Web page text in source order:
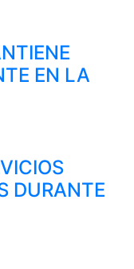
EN LA
DURANTE